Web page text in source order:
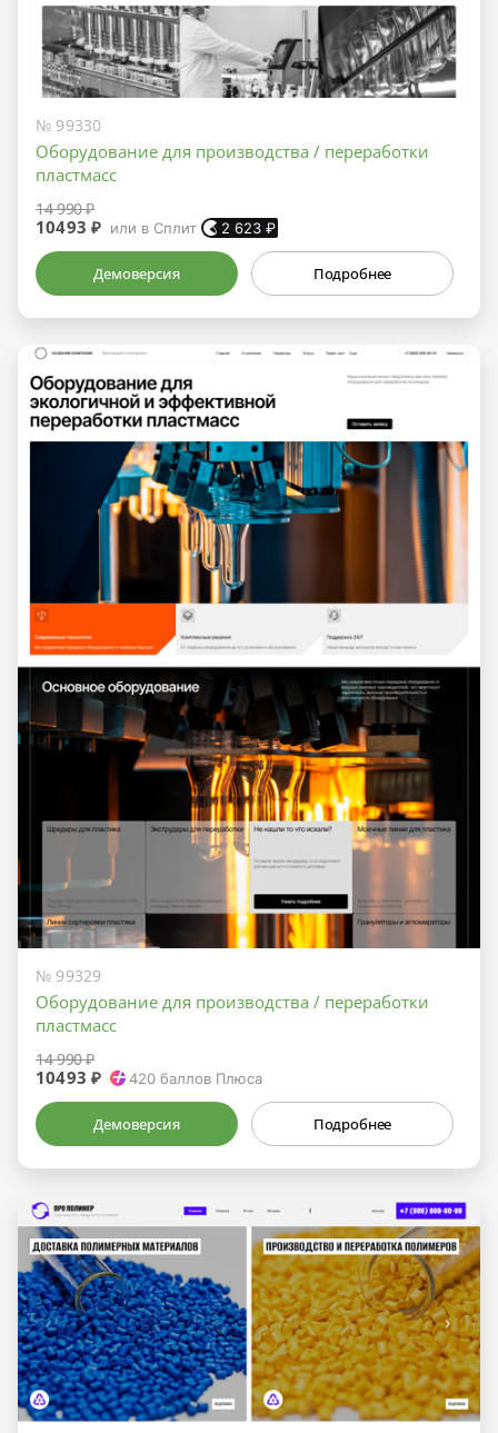
№ 99330
Оборудование для производства / переработки
пластмасс
14 990 ₽
10493 ₽ или в Сплит 2 623 ₽
Демоверсия Подробнее
№ 99329
Оборудование для производства / переработки
пластмасс
14 990 ₽
10493 ₽ 420 баллов Плюса
Демоверсия Подробнее